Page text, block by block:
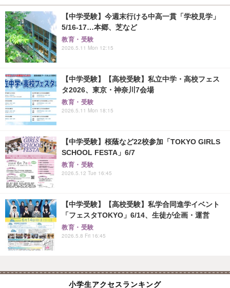
【中学受験】今週末行ける中高一貫「学校見学」
5/16-17…本郷、芝など
教育・受験
2026.5.11 Mon 12:15
【中学受験】【高校受験】私立中学・高校フェス
タ2026、東京・神奈川7会場
教育・受験
2026.5.11 Mon 18:15
【中学受験】桜蔭など22校参加「TOKYO GIRLS
SCHOOL FESTA」6/7
教育・受験
2026.5.12 Tue 16:45
【中学受験】【高校受験】私学合同進学イベント
「フェスタTOKYO」6/14、生徒が企画・運営
教育・受験
2026.5.8 Fri 16:45
小学生アクセスランキング